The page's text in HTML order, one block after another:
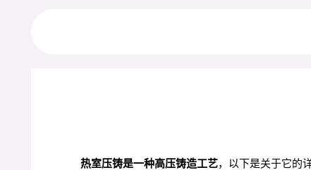
热室压铸是一种高压铸造工艺，以下是关于它的